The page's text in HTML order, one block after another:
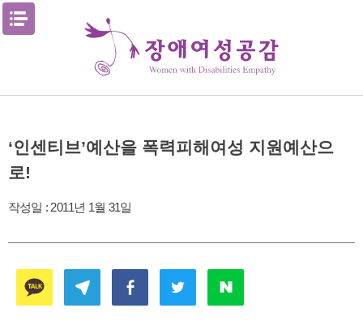
Skip
‘인센티브’예산을 폭력피해여성 지원예산으
로!
작성일 : 2011년 1월 31일